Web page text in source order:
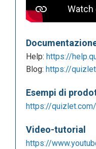
Help: https://
Blog: https://
Esempi di
https://
Video-tutorial
https://